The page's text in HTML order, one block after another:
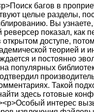
багов в
целые разделы,
Вы
показал,
доступе,
теорией и
и постоянно
популярных
Такой
здесь готовые
интерес